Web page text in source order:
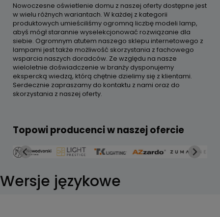
Nowoczesne oświetlenie domu z naszej oferty dostępne jest
w wielu różnych wariantach. W każdej z kategorii
produktowych umieściliśmy ogromną liczbę modeli lamp,
abyś mógł starannie wyselekcjonować rozwiązanie dla
siebie. Ogromnym atutem naszego sklepu internetowego z
lampami jest także możliwość skorzystania z fachowego
wsparcia naszych doradców. Ze względu na nasze
wieloletnie doświadczenie w branży dysponujemy
ekspercką wiedzą, którą chętnie dzielimy się z klientami.
Serdecznie zapraszamy do kontaktu z nami oraz do
skorzystania z naszej oferty.
Topowi producenci w naszej ofercie
Wersje językowe